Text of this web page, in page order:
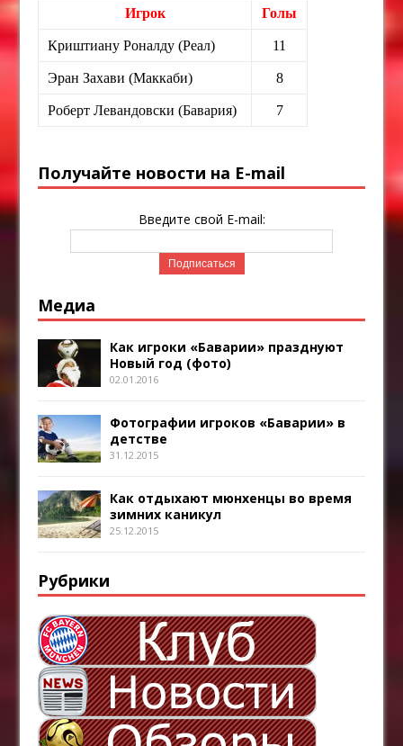
Игрок Голы
Криштиану Роналду (Реал) 11
Эран Захави (Маккаби) 8
Роберт Левандовски (Бавария) 7
Получайте новости на E-mail
Введите свой E-mail:
Медиа
Как игроки «Баварии» празднуют
Новый год (фото)
02.01.2016
Фотографии игроков «Баварии» в
детстве
31.12.2015
Как отдыхают мюнхенцы во время
зимних каникул
25.12.2015
Рубрики